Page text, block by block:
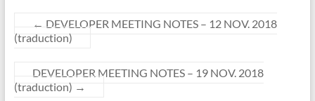
← DEVELOPER MEETING NOTES – 12 NOV. 2018
(traduction)
DEVELOPER MEETING NOTES – 19 NOV. 2018
(traduction) →